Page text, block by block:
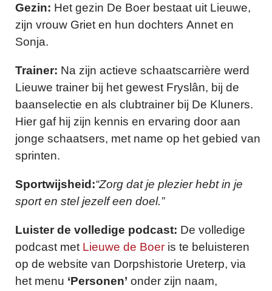
Gezin: Het gezin De Boer bestaat uit Lieuwe,
zijn vrouw Griet en hun dochters Annet en
Sonja.
Trainer: Na zijn actieve schaatscarrière werd
Lieuwe trainer bij het gewest Fryslân, bij de
baanselectie en als clubtrainer bij De Kluners.
Hier gaf hij zijn kennis en ervaring door aan
jonge schaatsers, met name op het gebied van
sprinten.
Sportwijsheid:“Zorg dat je plezier hebt in je
sport en stel jezelf een doel.”
Luister de volledige podcast: De volledige
podcast met Lieuwe de Boer is te beluisteren
op de website van Dorpshistorie Ureterp, via
het menu ‘Personen’ onder zijn naam,